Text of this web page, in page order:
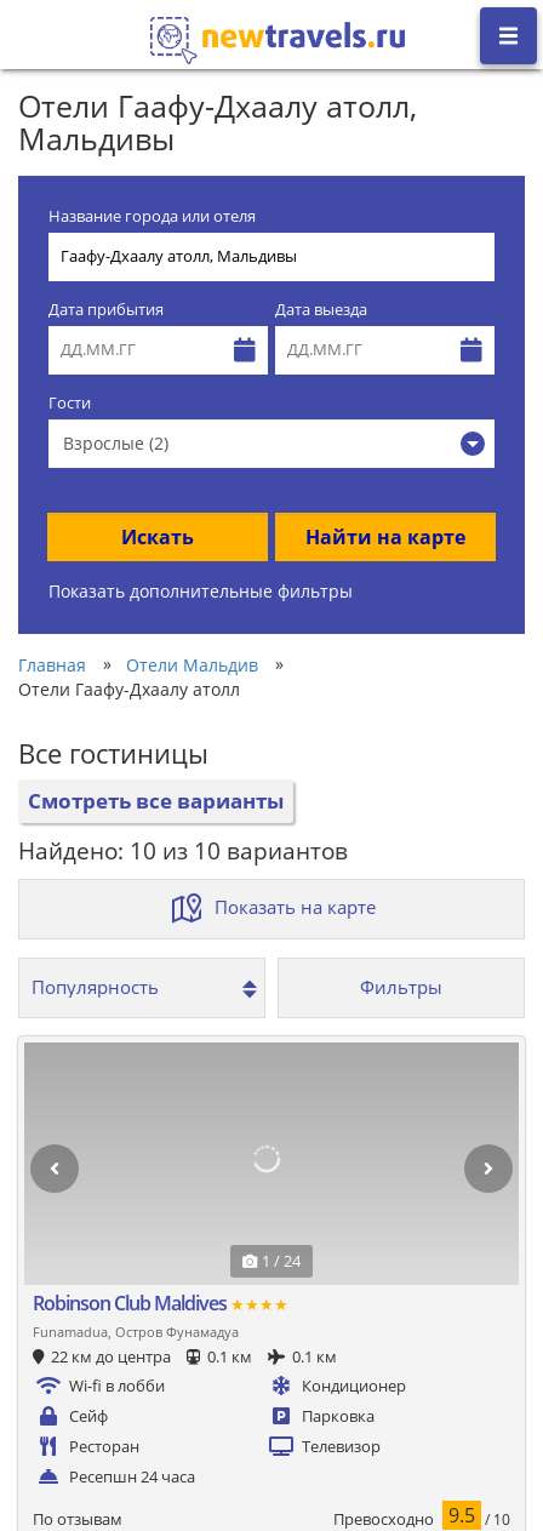
Отели Гаафу-Дхаалу атолл,
Мальдивы
Название города или отеля
Дата прибытия Дата выезда
Гости
Взрослые (2)
Искать Найти на карте
Показать дополнительные фильтры
Главная » Отели Мальдив
»
Отели Гаафу-Дхаалу атолл
Все гостиницы
Смотреть все варианты
Найдено: 10 из 10 вариантов
Показать на карте
Фильтры
1 / 24
Robinson Club Maldives ★★★★
Funamadua, Остров Фунамадуа
22 км до центра 0.1 км
0.1 км
Wi-fi в лобби
Кондиционер
Сейф
Парковка
Ресторан
Телевизор
Ресепшн 24 часа
По отзывам Превосходно 9.5 / 10